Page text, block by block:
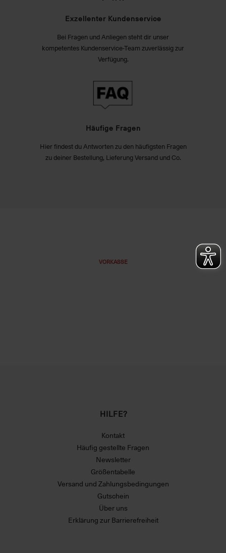
Exzellenter Kundenservice
Bei Fragen und Anliegen steht dir unser
kompetentes Kundenservice-Team zuverlässig zur
Verfügung.
Häufige Fragen
Hier findest du Antworten zu den häufigsten Fragen
zu deiner Bestellung, Lieferung Versand und Co.
VORKASSE
HILFE?
Kontakt
Häufig gestellte Fragen
Newsletter
Größentabelle
Versand und Zahlungsbedingungen
Gutschein
Über uns
Erklärung zur Barrierefreiheit